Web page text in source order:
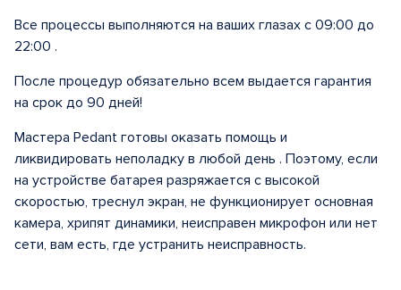
Все процессы выполняются на ваших глазах с 09:00 до
22:00 .
После процедур обязательно всем выдается гарантия
на срок до 90 дней!
Мастера Pedant готовы оказать помощь и
ликвидировать неполадку в любой день . Поэтому, если
на устройстве батарея разряжается с высокой
скоростью, треснул экран, не функционирует основная
камера, хрипят динамики, неисправен микрофон или нет
сети, вам есть, где устранить неисправность.